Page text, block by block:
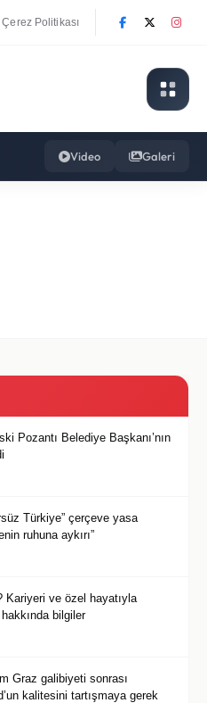
Çerez Politikası
Video Galeri
Pozantı Belediye Başkanı’nın
Türkiye” çerçeve yasa
ruhuna aykırı”
Kariyeri ve özel hayatıyla
bilgiler
Graz galibiyeti sonrası
kalitesini tartışmaya gerek